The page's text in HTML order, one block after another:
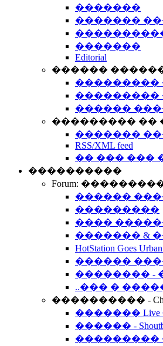
�������
�������
�������
Editorial
������
���������
���������
������
��������� ��
�������
RSS/XML feed
�� ��� ���
����������
Forum:
������
���������
����
������� &
HotStation Goes
������
�������� -
..��� �
���������� -
������� Live
������ -
���������